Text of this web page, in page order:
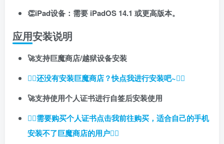
👏iPad设备：需要 iPadOS 14.1 或更高版本。
应用安装说明
🚀支持巨魔商店/越狱设备安装
👉🏼还没有安装巨魔商店？快点我进行安装吧~👈🏼
🚀支持使用个人证书进行自签后安装使用
👉🏼需要购买个人证书点击我前往购买，适合自己的手机
安装不了巨魔商店的用户👈🏼
使用社交账号登录即表示同意用户协议、隐私声明